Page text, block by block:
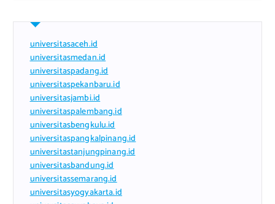
universitasaceh.id
universitasmedan.id
universitaspadang.id
universitaspekanbaru.id
universitasjambi.id
universitaspalembang.id
universitasbengkulu.id
universitaspangkalpinang.id
universitastanjungpinang.id
universitasbandung.id
universitassemarang.id
universitasyogyakarta.id